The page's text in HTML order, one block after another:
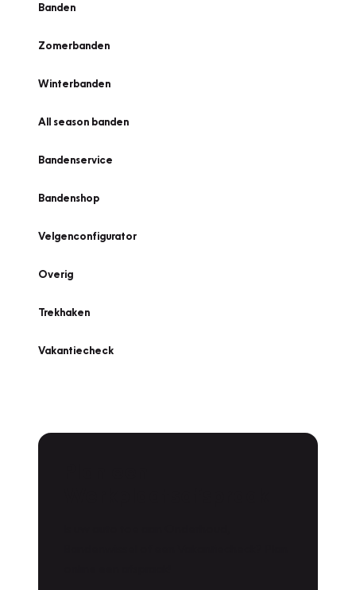
Banden
Zomerbanden
Winterbanden
All season banden
Bandenservice
Bandenshop
Velgenconfigurator
Overig
Trekhaken
Vakantiecheck